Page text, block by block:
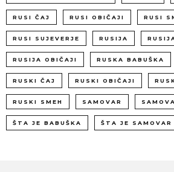
RUSI ČAJ RUSI OBIČAJI RUSI
RUSI SUJEVERJE RUSIJA
RUSIJA OBIČAJI RUSKA BABUŠKA
RUSKI ČAJ RUSKI OBIČAJI
RUSKI SMEH SAMOVAR
ŠTA JE BABUŠKA ŠTA JE SAMOVAR